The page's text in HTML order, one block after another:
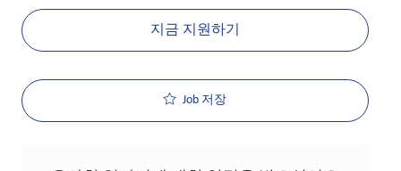
지금 지원하기
Job 저장